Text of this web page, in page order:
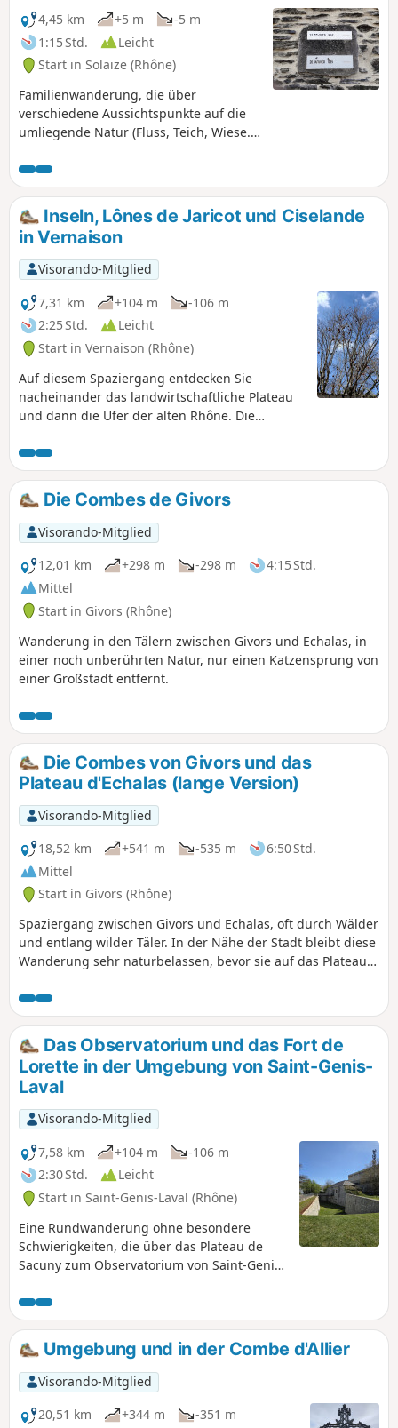
4,45 km +5 m
-5 m
1:15 Std.
Leicht
Start in Solaize (Rhône)
Familienwanderung, die über
verschiedene Aussichtspunkte auf die
umliegende Natur (Fluss, Teich, Wiese...)
Inseln, Lônes de Jaricot und Ciselande
in Vernaison
Visorando-Mitglied
7,31 km
+104 m
-106 m
2:25 Std.
Leicht
Start in Vernaison (Rhône)
Auf diesem Spaziergang entdecken Sie
nacheinander das landwirtschaftliche Plateau
und dann die Ufer der alten Rhône. Die
beherbergen Biber.
Die Combes de Givors
Visorando-Mitglied
12,01 km
+298 m -298 m
4:15 Std.
Mittel
Start in Givors (Rhône)
Wanderung in den Tälern zwischen Givors und Echalas, in
einer noch unberührten Natur, nur einen Katzensprung von
einer Großstadt entfernt.
Die Combes von Givors und das
Plateau d'Echalas (lange Version)
Visorando-Mitglied
18,52 km
+541 m -535 m
6:50 Std.
Mittel
Start in Givors (Rhône)
Spaziergang zwischen Givors und Echalas, oft durch Wälder
und entlang wilder Täler. In der Nähe der Stadt bleibt diese
Wanderung sehr naturbelassen, bevor sie auf das Plateau
Das Observatorium und das Fort de
Lorette in der Umgebung von Saint-Genis-
Laval
Visorando-Mitglied
7,58 km
+104 m
-106 m
2:30 Std.
Leicht
Start in Saint-Genis-Laval (Rhône)
Eine Rundwanderung ohne besondere
Schwierigkeiten, die über das Plateau de
Sacuny zum Observatorium von Saint-Genis-
herumführt.
Umgebung und in der Combe d'Allier
Visorando-Mitglied
20,51 km
+344 m
-351 m